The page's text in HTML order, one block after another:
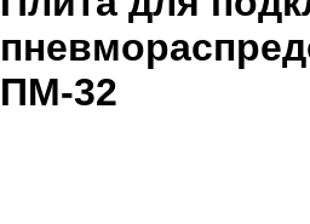
ПМ-32